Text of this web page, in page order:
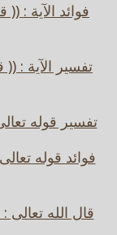
فوائد الآية :
تفسير الآية :
تفسير قوله
فوائد قوله
قال الله